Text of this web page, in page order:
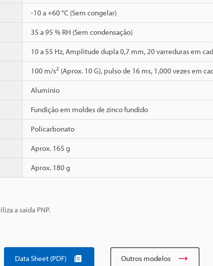
-10 a +60 °C (Sem congelar)
35 a 95 % RH (Sem condensação)
10 a 55 Hz, Amplitude dupla 0,7 mm, 20 varreduras em
100 m/s2 (Aprox. 10 G), pulso de 16 ms, 1,000 vezes em
Alumínio
Fundição em moldes de zinco fundido
Policarbonato
Aprox. 165 g
Aprox. 180 g
a saída PNP.
Data Sheet (PDF) Outros modelos